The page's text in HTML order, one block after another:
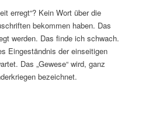
erregt“? Kein Wort über die
bekommen haben. Das
werden. Das finde ich schwach.
Eingeständnis der einseitigen
Das „Gewese“ wird, ganz
bezeichnet.